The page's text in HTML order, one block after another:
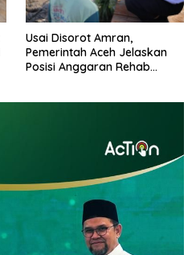
Usai Disorot Amran,
Pemerintah Aceh Jelaskan
Posisi Anggaran Rehab